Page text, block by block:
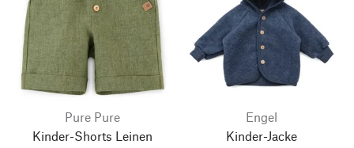
Pure Pure
Kinder-Shorts Leinen
Engel
Kinder-Jacke